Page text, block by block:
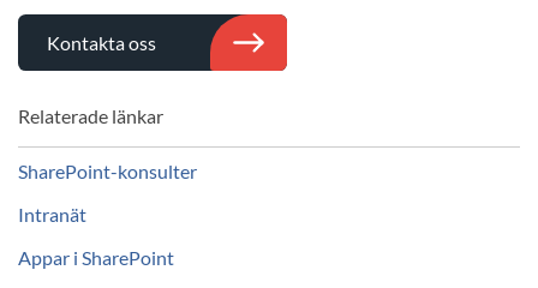
Kontakta oss
Relaterade länkar
SharePoint-konsulter
Intranät
Appar i SharePoint